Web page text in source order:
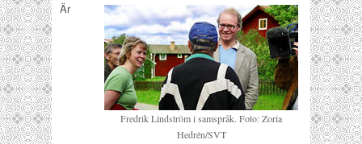
Fredrik Lindström i samspråk. Foto: Zoria
Hedrén/SVT
Är